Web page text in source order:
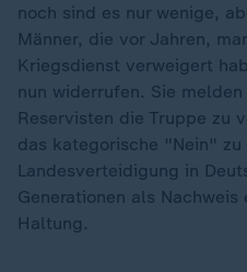
noch sind es nur wenige,
Männer, die vor Jahren,
Kriegsdienst verweigert
nun widerrufen. Sie
Reservisten die Truppe zu
das kategorische "Nein" zu
Landesverteidigung in
Generationen als
Haltung.